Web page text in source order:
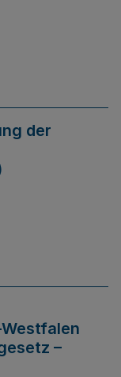
der
–